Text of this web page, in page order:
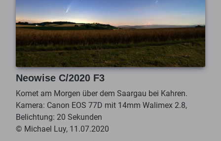
Neowise C/2020 F3
Komet am Morgen über dem Saargau bei Kahren.
Kamera: Canon EOS 77D mit 14mm Walimex 2.8,
Belichtung: 20 Sekunden
© Michael Luy, 11.07.2020